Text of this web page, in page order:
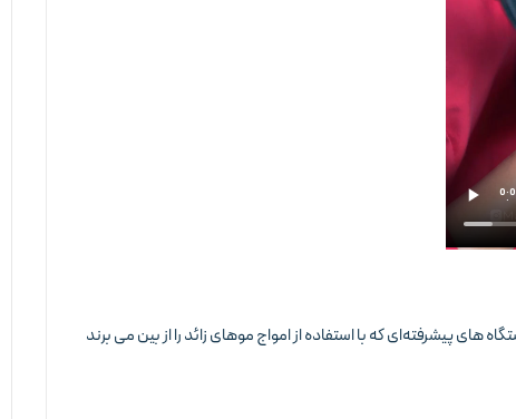
های پیشرفته‌ای که با استفاده از امواج موهای زائد را از بین می برند